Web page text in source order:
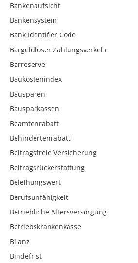
Bankenaufsicht
Bankensystem
Bank Identifier Code
Bargeldloser Zahlungsverkehr
Barreserve
Baukostenindex
Bausparen
Bausparkassen
Beamtenrabatt
Behindertenrabatt
Beitragsfreie Versicherung
Beitragsrückerstattung
Beleihungswert
Berufsunfähigkeit
Betriebliche Altersversorgung
Betriebskrankenkasse
Bilanz
Bindefrist